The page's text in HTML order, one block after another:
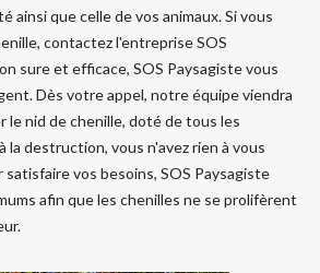
ainsi que celle de vos animaux. Si vous
contactez l'entreprise SOS
sure et efficace, SOS Paysagiste vous
Dès votre appel, notre équipe viendra
le nid de chenille, doté de tous les
la destruction, vous n'avez rien à vous
satisfaire vos besoins, SOS Paysagiste
afin que les chenilles ne se prolifèrent